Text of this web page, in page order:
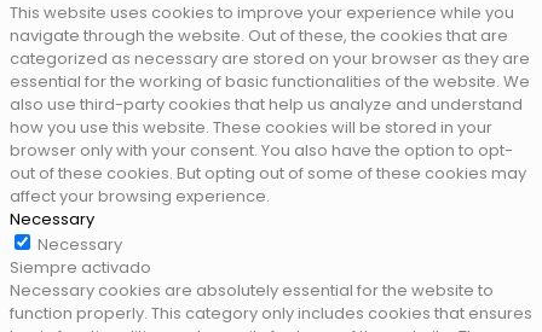
This website uses cookies to improve your experience while you
navigate through the website. Out of these, the cookies that are
categorized as necessary are stored on your browser as they are
essential for the working of basic functionalities of the website. We
also use third-party cookies that help us analyze and understand
how you use this website. These cookies will be stored in your
browser only with your consent. You also have the option to opt-
out of these cookies. But opting out of some of these cookies may
affect your browsing experience.
Necessary
Necessary
Siempre activado
Necessary cookies are absolutely essential for the website to
function properly. This category only includes cookies that ensures